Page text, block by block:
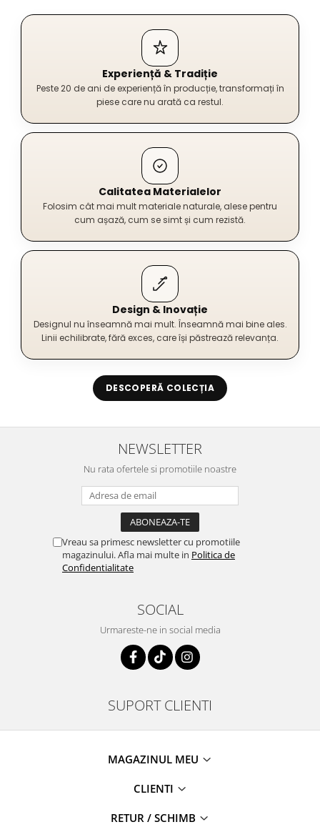
Experiență & Tradiție
Peste 20 de ani de experiență în producție, transformați în
piese care nu arată ca restul.
Calitatea Materialelor
Folosim cât mai mult materiale naturale, alese pentru
cum așază, cum se simt și cum rezistă.
Design & Inovație
Designul nu înseamnă mai mult. Înseamnă mai bine ales.
Linii echilibrate, fără exces, care își păstrează relevanța.
DESCOPERĂ COLECȚIA
NEWSLETTER
Nu rata ofertele si promotiile noastre
Vreau sa primesc newsletter cu promotiile
magazinului. Afla mai multe in Politica de
Confidentialitate
SOCIAL
Urmareste-ne in social media
SUPORT CLIENTI
MAGAZINUL MEU
CLIENTI
RETUR / SCHIMB